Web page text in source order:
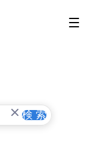
検 索